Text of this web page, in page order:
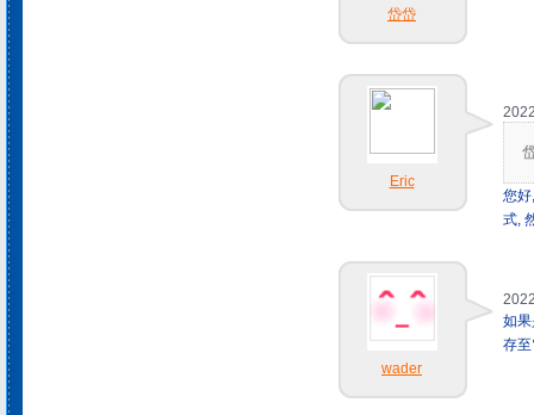
岱岱
Eric
您
式,
wader
如
存